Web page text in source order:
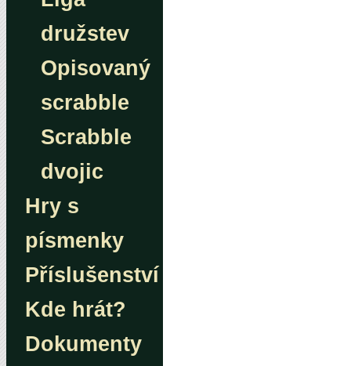
družstev
Opisovaný
scrabble
Scrabble
dvojic
Hry s
písmenky
Příslušenství
Kde hrát?
Dokumenty